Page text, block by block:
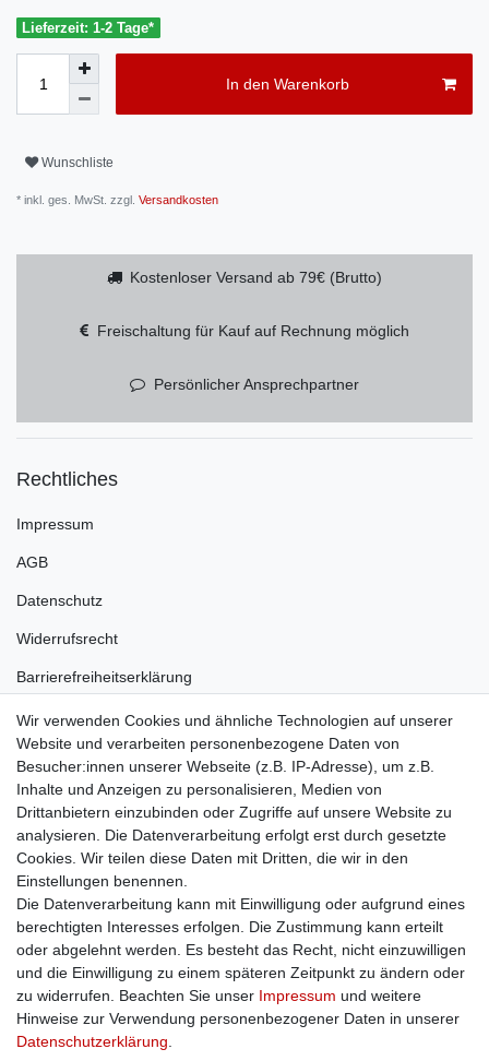
Lieferzeit: 1-2 Tage*
In den Warenkorb
Wunschliste
* inkl. ges. MwSt. zzgl. Versandkosten
Kostenloser Versand ab 79€ (Brutto)
Freischaltung für Kauf auf Rechnung möglich
Persönlicher Ansprechpartner
Rechtliches
Impressum
AGB
Datenschutz
Widerrufsrecht
Barrierefreiheitserklärung
Unternehmen
Über uns
Karriere
Service
Kontakt
Versand
Wir verwenden Cookies und ähnliche Technologien auf unserer
Website und verarbeiten personenbezogene Daten von
Besucher:innen unserer Webseite (z.B. IP-Adresse), um z.B.
Inhalte und Anzeigen zu personalisieren, Medien von
Drittanbietern einzubinden oder Zugriffe auf unsere Website zu
analysieren. Die Datenverarbeitung erfolgt erst durch gesetzte
Cookies. Wir teilen diese Daten mit Dritten, die wir in den
Einstellungen benennen.
Die Datenverarbeitung kann mit Einwilligung oder aufgrund eines
berechtigten Interesses erfolgen. Die Zustimmung kann erteilt
oder abgelehnt werden. Es besteht das Recht, nicht einzuwilligen
und die Einwilligung zu einem späteren Zeitpunkt zu ändern oder
zu widerrufen. Beachten Sie unser Impressum und weitere
Hinweise zur Verwendung personenbezogener Daten in unserer
Daten­schutz­erklärung